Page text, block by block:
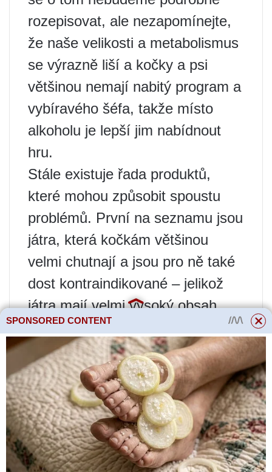
rozepisovat, ale nezapomínejte,
že naše velikosti a metabolismus
se výrazně liší a kočky a psi
většinou nemají nabitý program a
vybíravého šéfa, takže místo
alkoholu je lepší jim nabídnout
hru.
Stále existuje řada produktů,
které mohou způsobit spoustu
problémů. První na seznamu jsou
játra, která kočkám většinou
velmi chutnají a jsou pro ně také
dost kontraindikované – jelikož
játra mají velmi vysoký obsah
vitamínu A a pro kočku je horní
hranice normy asi 1 gram jater na
1 kilogram kočky. Vzhledem k
tomu, že málokdy někdo dá více
než 3-5 gramů, vede to k
hypervitaminóze A, která se u
koček projevuje velmi nepříjemně
SPONSORED CONTENT